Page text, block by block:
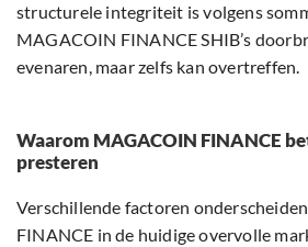
structurele integriteit is volgens
MAGACOIN FINANCE SHIB’s
evenaren, maar zelfs kan overtreffen.
Waarom MAGACOIN FINANCE
presteren
Verschillende factoren
FINANCE in de huidige overvolle